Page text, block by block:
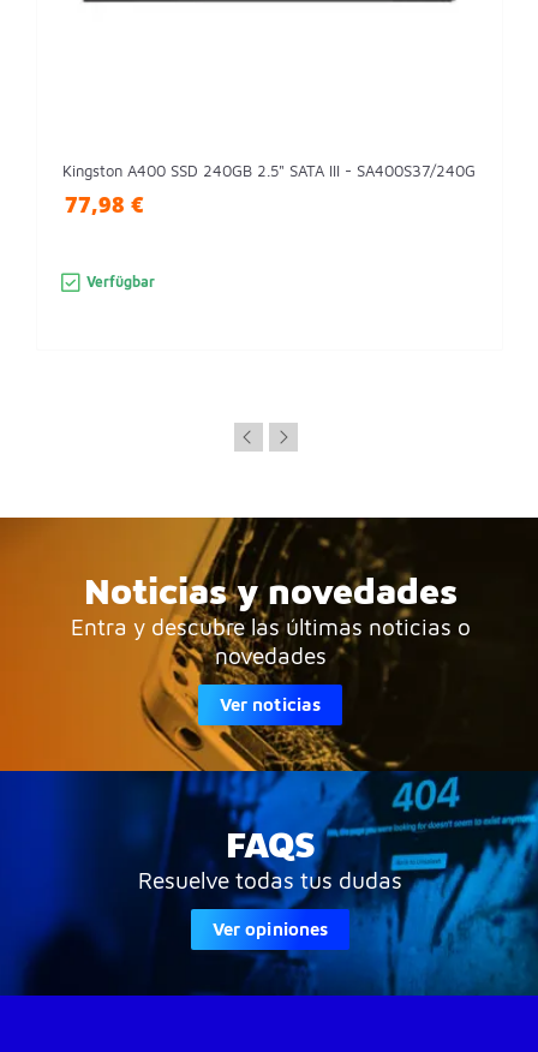
Kingston A400 SSD 240GB 2.5" SATA III - SA400S37/240G
77,98 €
Verfügbar
Noticias y novedades
Entra y descubre las últimas noticias o
novedades
Ver noticias
FAQS
Resuelve todas tus dudas
Ver opiniones